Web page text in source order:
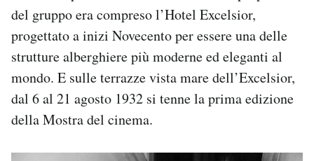
del gruppo era compreso l’Hotel Excelsior,
progettato a inizi Novecento per essere una delle
strutture alberghiere più moderne ed eleganti al
mondo. E sulle terrazze vista mare dell’Excelsior,
dal 6 al 21 agosto 1932 si tenne la prima edizione
della Mostra del cinema.